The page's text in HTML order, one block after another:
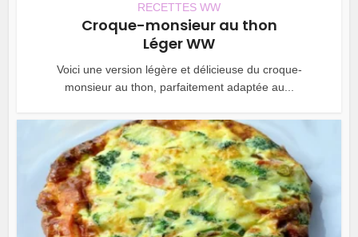
RECETTES WW
Croque-monsieur au thon
Léger WW
Voici une version légère et délicieuse du croque-
monsieur au thon, parfaitement adaptée au...